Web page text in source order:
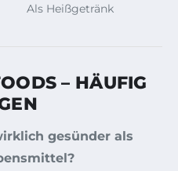
Als Heißgetränk
– HÄUFIG
gesünder als